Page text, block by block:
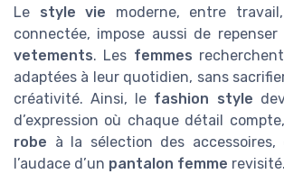
Le style vie moderne, entre
connectée, impose aussi de
vetements. Les femmes
adaptées à leur quotidien, sans
créativité. Ainsi, le fashion style
d’expression où chaque détail
robe à la sélection des accessoires,
l’audace d’un pantalon femme revisité.